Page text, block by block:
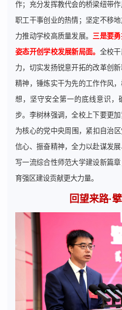
作；充分发挥教代会的桥梁纽带
职工干事创业的热情；坚定不移
力推动学校高质量发展。 三是要
姿态开创学校发展新局面。 全校
力，切实发扬锐意开拓的改革创
精神，锤炼实干为先的工作作风
想，坚守安全第一的底线意识，
步。李树林强调，全校上下要更
为核心的党中央周围，紧扣自治
信心、振奋精神，全力以赴谋发
写一流综合性师范大学建设新篇
育强区建设贡献更大力量。
回望来路·